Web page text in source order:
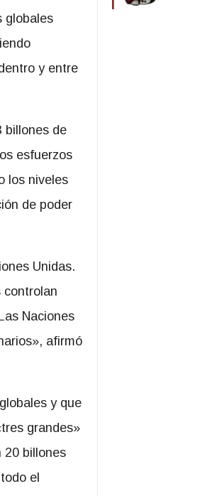
globales
y entre
billones de
esfuerzos
los niveles
de poder
Unidas.
controlan
Naciones
afirmó
y que
grandes»
20 billones
el